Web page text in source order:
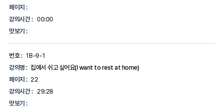
페이지 :
강의시간 : 00:00
맛보기 :
번호 : 1B-9-1
강의명 : 집에서 쉬고 싶어요(I want to rest at home)
페이지 : 22
강의시간 :
29:28
맛보기 :